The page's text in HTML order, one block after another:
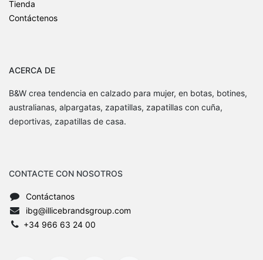
Tienda
Contáctenos
ACERCA DE
B&W crea tendencia en calzado para mujer, en botas, botines,
australianas, alpargatas, zapatillas, zapatillas con cuña,
deportivas, zapatillas de casa.
CONTACTE CON NOSOTROS
Contáctanos
ibg@illicebrandsgroup.com
+34 966 63 24 00